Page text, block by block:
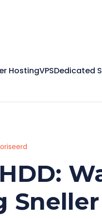
HostingVPSDedicated